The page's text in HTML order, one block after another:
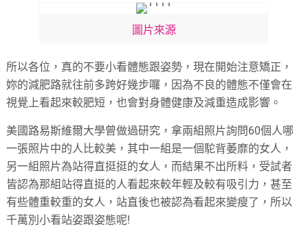
圖片來源
所以各位，真的不要小看體態跟姿勢，現在開始注意矯正，
妳的減肥路就往前多跨好幾步囉，因為不良的體態不僅會在
視覺上看起來較肥短，也會對身體健康及減重造成影響。
美國路易斯維爾大學曾做過研究，拿兩組照片詢問60個人哪
一張照片中的人比較美，其中一組是一個駝背萎靡的女人，
另一組照片為站得直挺挺的女人，而結果不出所料，受試者
皆認為那組站得直挺的人看起來較年輕及較有吸引力，甚至
有些體重較重的女人，站直後也被認為看起來變瘦了，所以
千萬別小看站姿跟姿態呢!